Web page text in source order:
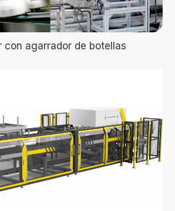
con agarrador de botellas